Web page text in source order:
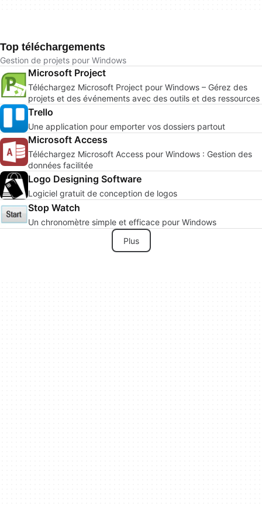
Top téléchargements
Gestion de projets pour Windows
Microsoft Project
Téléchargez Microsoft Project pour Windows – Gérez des
projets et des événements avec des outils et des ressources
Trello
Une application pour emporter vos dossiers partout
Microsoft Access
Téléchargez Microsoft Access pour Windows : Gestion des
données facilitée
Logo Designing Software
Logiciel gratuit de conception de logos
Stop Watch
Un chronomètre simple et efficace pour Windows
Plus